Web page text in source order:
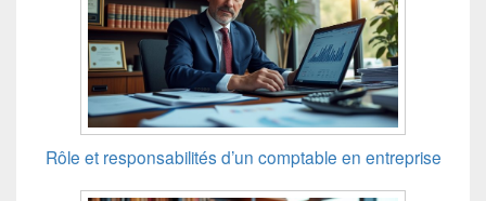
Rôle et responsabilités d’un comptable en entreprise